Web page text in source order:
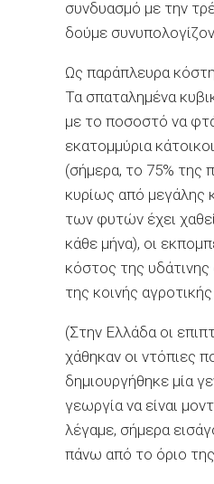
συνδυασμό με την
δούμε
Ως παράπλευρα
Τα σπαταλημένα
με το ποσοστό να
εκατομμύρια
(σήμερα, το 75% της
κυρίως από μεγάλης
των φυτών έχει
κάθε μήνα), οι
κόστος της
της κοινής
(Στην Ελλάδα οι
χάθηκαν οι ντόπιες
δημιουργήθηκε μία
γεωργία να είναι
λέγαμε, σήμερα
πάνω από το όριο